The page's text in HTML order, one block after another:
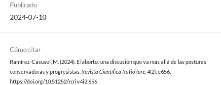
Publicado
2024-07-10
Cómo citar
Ramírez-Casusol, M. (2024). El aborto: una discusión que va más allá de las posturas
conservadoras y progresistas. Revista Científica Ratio Iure, 4(2), e656.
https://doi.org/10.51252/rcri.v4i2.656